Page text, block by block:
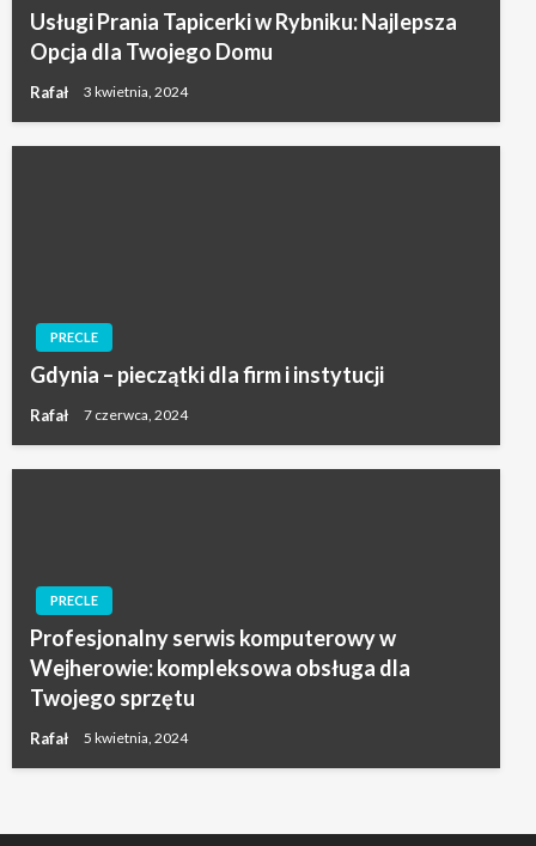
Usługi Prania Tapicerki w Rybniku: Najlepsza
Opcja dla Twojego Domu
Rafał 3 kwietnia, 2024
PRECLE
Gdynia – pieczątki dla firm i instytucji
Rafał 7 czerwca, 2024
PRECLE
Profesjonalny serwis komputerowy w
Wejherowie: kompleksowa obsługa dla
Twojego sprzętu
Rafał 5 kwietnia, 2024